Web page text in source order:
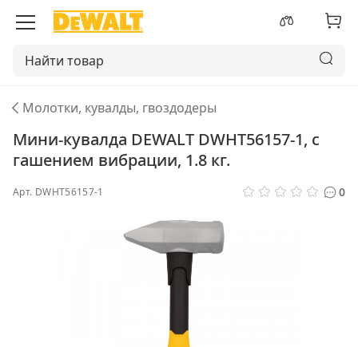
Молотки, кувалды, гвоздодеры
Мини-кувалда DEWALT DWHT56157-1, с
гашением вибрации, 1.8 кг.
Арт. DWHT56157-1 0